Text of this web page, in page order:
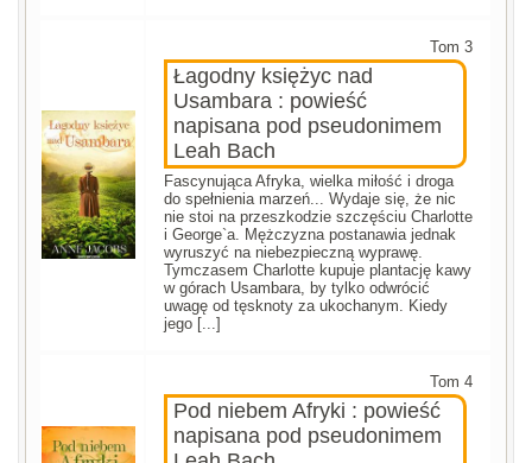
Tom 3
Łagodny księżyc nad
Usambara : powieść
napisana pod pseudonimem
Leah Bach
Fascynująca Afryka, wielka miłość i droga
do spełnienia marzeń... Wydaje się, że nic
nie stoi na przeszkodzie szczęściu Charlotte
i George`a. Mężczyzna postanawia jednak
wyruszyć na niebezpieczną wyprawę.
Tymczasem Charlotte kupuje plantację kawy
w górach Usambara, by tylko odwrócić
uwagę od tęsknoty za ukochanym. Kiedy
jego [...]
Tom 4
Pod niebem Afryki : powieść
napisana pod pseudonimem